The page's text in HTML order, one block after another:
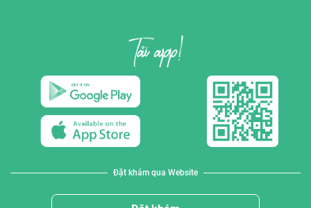
Đặt khám qua Website